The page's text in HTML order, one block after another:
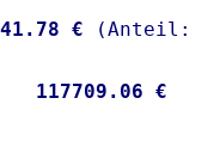
€
117709.06 €